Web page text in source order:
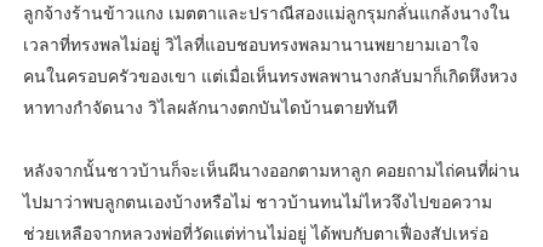
ลูกจ้างร้านข้าวแกง เมตตาและปราณีสองแม่ลูกรุมกลั่นแกล้งนางใน
เวลาที่ทรงพลไม่อยู่ วิไลที่แอบชอบทรงพลมานานพยายามเอาใจ
คนในครอบครัวของเขา แต่เมื่อเห็นทรงพลพานางกลับมาก็เกิดหึงหวง
หาทางกำจัดนาง วิไลผลักนางตกบันไดบ้านตายทันที
หลังจากนั้นชาวบ้านก็จะเห็นผีนางออกตามหาลูก คอยถามไถ่คนที่ผ่าน
ไปมาว่าพบลูกตนเองบ้างหรือไม่ ชาวบ้านทนไม่ไหวจึงไปขอความ
ช่วยเหลือจากหลวงพ่อที่วัดแต่ท่านไม่อยู่ ได้พบกับตาเฟื่องสัปเหร่อ